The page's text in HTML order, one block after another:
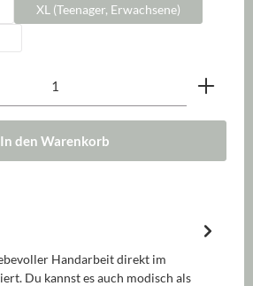
XL (Teenager, Erwachsene)
den gewünschten Wert ein
In den Warenkorb
Handarbeit direkt im
Du kannst es auch modisch als